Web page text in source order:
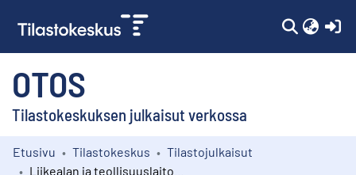
OTOS
Tilastokeskuksen julkaisut verkossa
Kokoelmat
Etusivu Tilastokeskus
Tilastojulkaisut